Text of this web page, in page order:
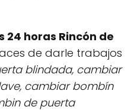
24 horas Rincón de
de darle trabajos
blindada, cambiar
cambiar bombín
de puerta